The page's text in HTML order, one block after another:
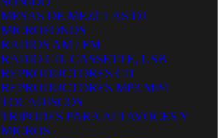
MESAS DE MEZCLAS DJ
MICROFONOS
RADIOS AM / FM
RADIO CD, CASSETTE, USB
REPRODUCTORES CD
REPRODUCTORES MP3 MP4
TOCADISCOS
TRIPODES PARA ALTAVOCES Y
MICROS